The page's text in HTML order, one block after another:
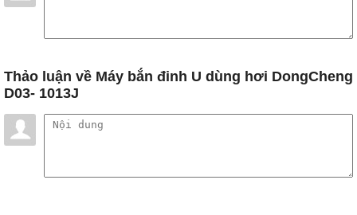
Thảo luận về Máy bắn đinh U dùng hơi DongCheng
D03- 1013J